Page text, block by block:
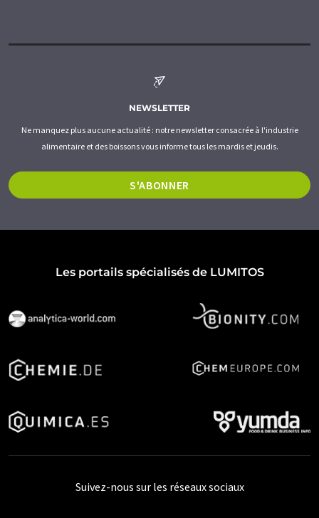
NEWSLETTER
Ne manquez plus aucune actualité : notre newsletter consacrée à l'industrie
alimentaire et des boissons vous informe tous les mardis et jeudis.
S'ABONNER
Les portails spécialisés de LUMITOS
Suivez-nous sur les réseaux sociaux